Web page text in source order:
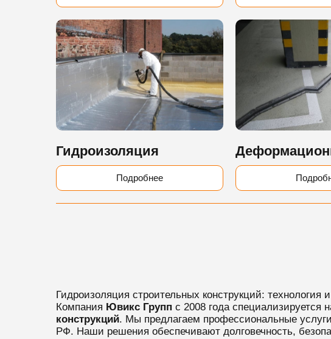
Гидроизоляция
Подробнее
Гидроизоляция строительных конструкций: технология
Компания Ювикс Групп с 2008 года специализируется
конструкций. Мы предлагаем профессиональные
РФ. Наши решения обеспечивают долговечность,